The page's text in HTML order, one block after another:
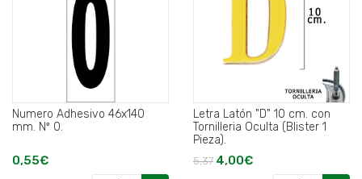
Numero Adhesivo 46x140
mm. Nº 0.
0,55€
Letra Latón "D" 10 cm. con
Tornilleria Oculta (Blister 1
Pieza).
5,37 4,00€